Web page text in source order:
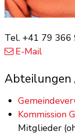
Tel. +41 79 366
E-Mail
Abteilungen
Kommission
Mitglieder